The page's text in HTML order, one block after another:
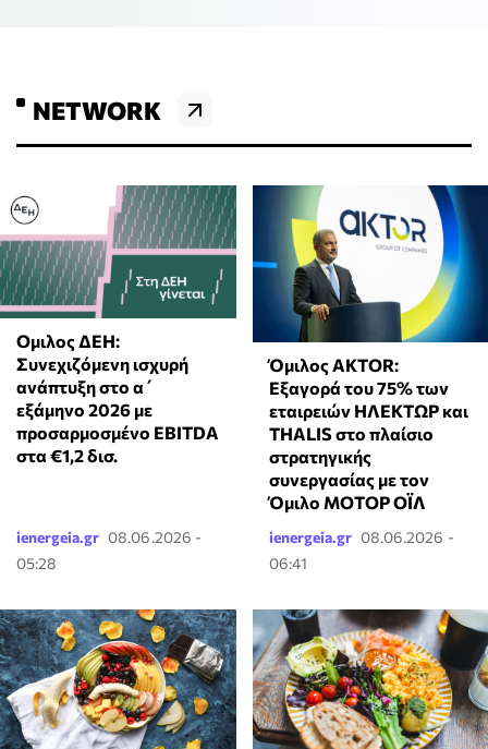
NETWORK
Ομιλος ΔΕΗ:
Συνεχιζόμενη ισχυρή
ανάπτυξη στο α΄
εξάμηνο 2026 με
προσαρμοσμένο EBITDA
στα €1,2 δισ.
ienergeia.gr 08.06.2026 -
05:28
Όμιλος AKTOR:
Εξαγορά του 75% των
εταιρειών ΗΛΕΚΤΩΡ και
THALIS στο πλαίσιο
στρατηγικής
συνεργασίας με τον
Όμιλο ΜΟΤΟΡ ΟΪΛ
ienergeia.gr 08.06.2026 -
06:41